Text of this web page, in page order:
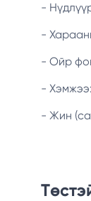
-
-
- Ойр
-
- Жин